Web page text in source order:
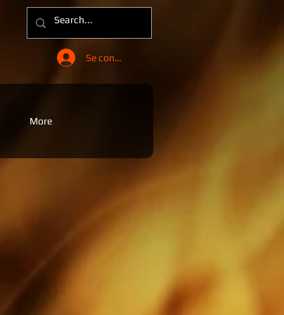
Se connecter
More